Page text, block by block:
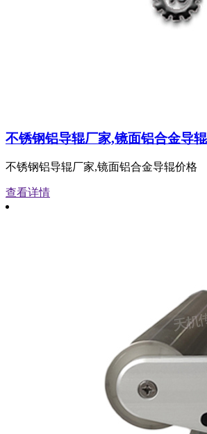
不锈钢铝导辊厂家,镜面铝合金导
不锈钢铝导辊厂家,镜面铝合金导辊价格
查看详情